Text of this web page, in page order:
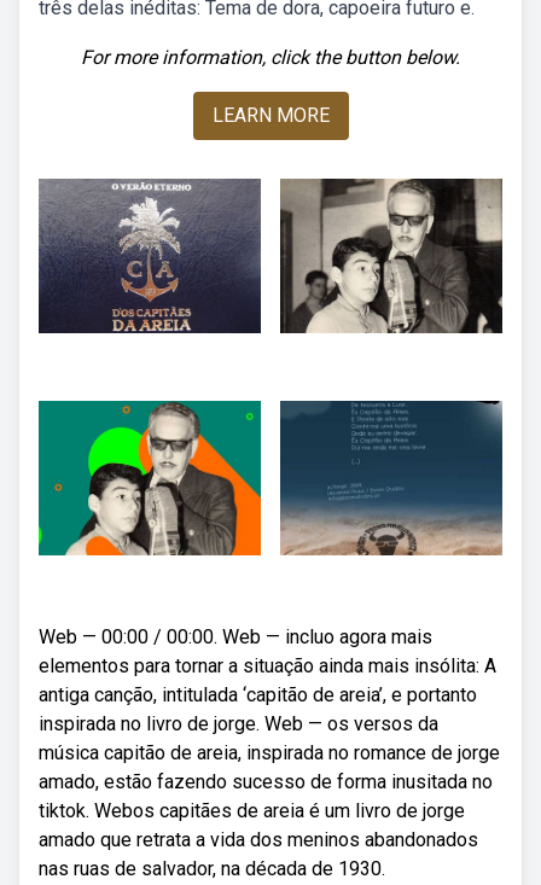
três delas inéditas: Tema de dora, capoeira futuro e.
For more information, click the button below.
LEARN MORE
Web — 00:00 / 00:00. Web — incluo agora mais
elementos para tornar a situação ainda mais insólita: A
antiga canção, intitulada ‘capitão de areia’, e portanto
inspirada no livro de jorge. Web — os versos da
música capitão de areia, inspirada no romance de jorge
amado, estão fazendo sucesso de forma inusitada no
tiktok. Webos capitães de areia é um livro de jorge
amado que retrata a vida dos meninos abandonados
nas ruas de salvador, na década de 1930.